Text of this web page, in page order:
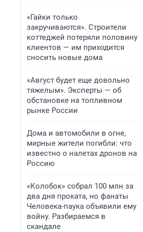
«Гайки только
закручиваются». Строители
коттеджей потеряли половину
клиентов — им приходится
сносить новые дома
«Август будет еще довольно
тяжелым». Эксперты — об
обстановке на топливном
рынке России
Дома и автомобили в огне,
мирные жители погибли: что
известно о налетах дронов на
Россию
«Колобок» собрал 100 млн за
два дня проката, но фанаты
Человека-паука объявили ему
войну. Разбираемся в
скандале